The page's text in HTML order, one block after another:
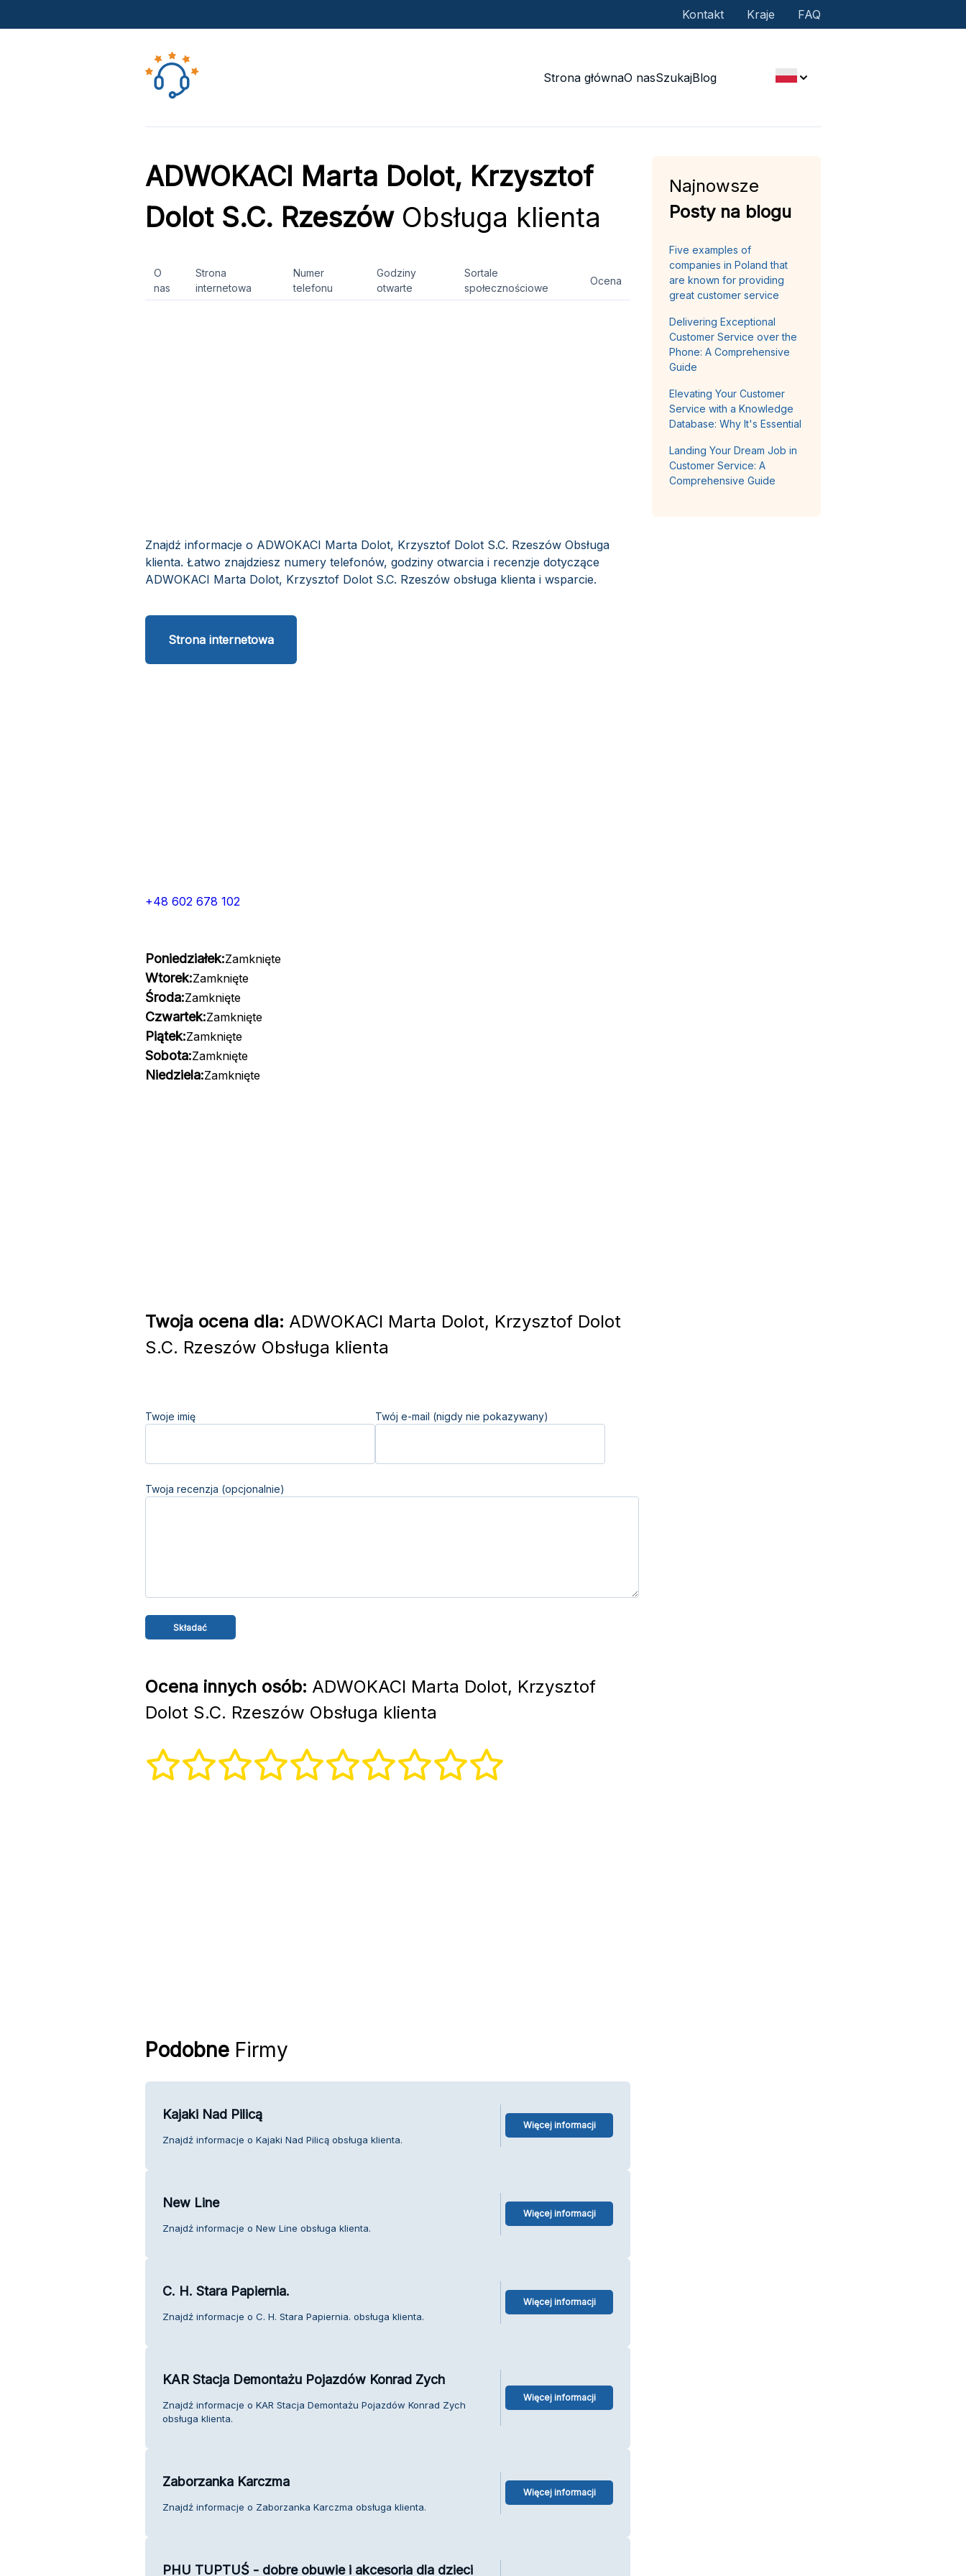
Kontakt Kraje FAQ
Strona głównaO nasSzukajBlog
ADWOKACI Marta Dolot, Krzysztof
Dolot S.C. RzeszówObsługa klienta
O
nas
Strona
internetowa
Numer
telefonu
Godziny
otwarte
Sortale
społecznościowe
Ocena
Znajdź informacje o ADWOKACI Marta Dolot, Krzysztof Dolot S.C. Rzeszów Obsługa
klienta. Łatwo znajdziesz numery telefonów, godziny otwarcia i recenzje dotyczące
ADWOKACI Marta Dolot, Krzysztof Dolot S.C. Rzeszów obsługa klienta i wsparcie.
Strona internetowa
+48 602 678 102
Poniedziałek:Zamknięte
Wtorek:Zamknięte
Środa:Zamknięte
Czwartek:Zamknięte
Piątek:Zamknięte
Sobota:Zamknięte
Niedziela:Zamknięte
Twoja ocena dla: ADWOKACI Marta Dolot, Krzysztof Dolot
S.C. Rzeszów Obsługa klienta
Twoje imię Twój e-mail (nigdy nie pokazywany)
Twoja recenzja (opcjonalnie)
Ocena innych osób: ADWOKACI Marta Dolot, Krzysztof
Dolot S.C. Rzeszów Obsługa klienta
PodobneFirmy
Kajaki Nad Pilicą
Znajdź informacje o Kajaki Nad Pilicą obsługa klienta.
Więcej informacji
New Line
Znajdź informacje o New Line obsługa klienta.
Więcej informacji
C. H. Stara Papiernia.
Znajdź informacje o C. H. Stara Papiernia. obsługa klienta.
Więcej informacji
KAR Stacja Demontażu Pojazdów Konrad Zych
Znajdź informacje o KAR Stacja Demontażu Pojazdów Konrad Zych
obsługa klienta.
Więcej informacji
Zaborzanka Karczma
Znajdź informacje o Zaborzanka Karczma obsługa klienta.
Więcej informacji
PHU TUPTUŚ - dobre obuwie i akcesoria dla dzieci
Najnowsze
Posty na blogu
Five examples of
companies in Poland that
are known for providing
great customer service
Delivering Exceptional
Customer Service over the
Phone: A Comprehensive
Guide
Elevating Your Customer
Service with a Knowledge
Database: Why It's Essential
Landing Your Dream Job in
Customer Service: A
Comprehensive Guide